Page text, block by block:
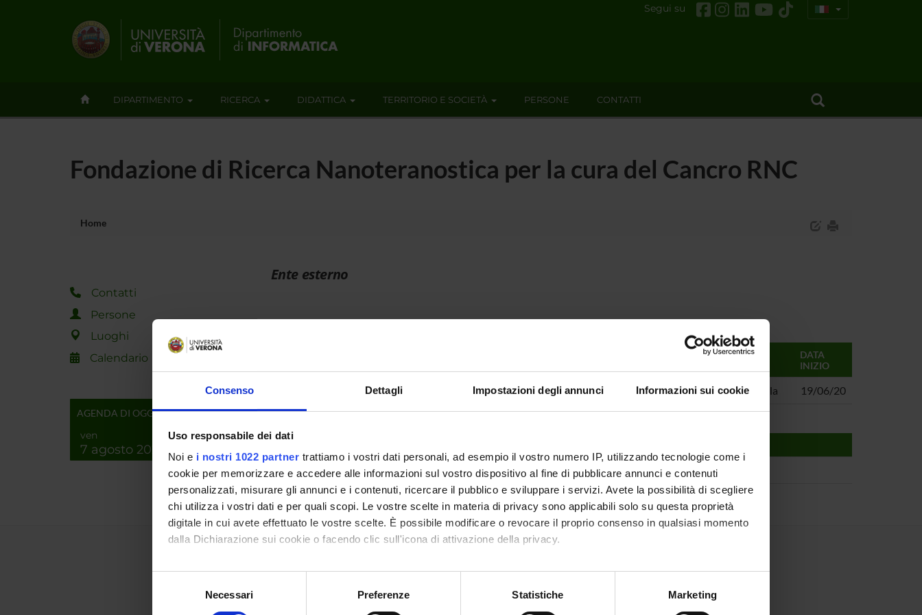
Consenso Dettagli Impostazioni degli annunci Informazioni sui cookie
Uso responsabile dei dati
Noi e i nostri 1022 partner trattiamo i vostri dati personali, ad esempio il vostro numero IP, utilizzando tecnologie come i
cookie per memorizzare e accedere alle informazioni sul vostro dispositivo al fine di pubblicare annunci e contenuti
personalizzati, misurare gli annunci e i contenuti, ricercare il pubblico e sviluppare i servizi. Avete la possibilità di scegliere
chi utilizza i vostri dati e per quali scopi. Le vostre scelte in materia di privacy sono applicabili solo su questa proprietà
digitale in cui avete effettuato le vostre scelte. È possibile modificare o revocare il proprio consenso in qualsiasi momento
dalla Dichiarazione sui cookie o facendo clic sull'icona di attivazione della privacy.
Con il tuo consenso, vorremmo anche:
raccogliere informazioni sulla tua posizione geografica, con un'approssimazione di qualche metro,
Necessari Preferenze Statistiche Marketing
Segui su
DIPARTIMENTO RICERCA DIDATTICA TERRITORIO E SOCIETÀ PERSONE CONTATTI
Fondazione di Ricerca Nanoteranostica per la cura del Cancro RNC
Home
Contatti
Persone
Luoghi
Calendario
AGENDA DI OGGI
ven
7 agosto 2026
Ente esterno
RESPONSABILI
DATA
INIZIO
Nanomateriali magnetici per applicazioni di ipertermia-trattamento sistemico Pasquina Marzola 19/06/20
2020 1